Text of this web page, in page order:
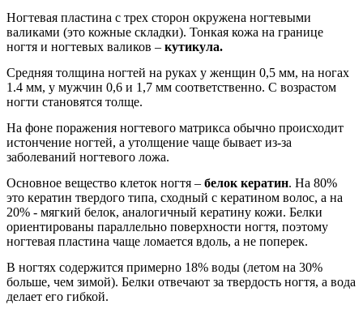
Ногтевая пластина с трех сторон окружена ногтевыми
валиками (это кожные складки). Тонкая кожа на границе
ногтя и ногтевых валиков – кутикула.
Средняя толщина ногтей на руках у женщин 0,5 мм, на ногах
1.4 мм, у мужчин 0,6 и 1,7 мм соответственно. С возрастом
ногти становятся толще.
На фоне поражения ногтевого матрикса обычно происходит
истончение ногтей, а утолщение чаще бывает из-за
заболеваний ногтевого ложа.
Основное вещество клеток ногтя – белок кератин. На 80%
это кератин твердого типа, сходный с кератином волос, а на
20% - мягкий белок, аналогичный кератину кожи. Белки
ориентированы параллельно поверхности ногтя, поэтому
ногтевая пластина чаще ломается вдоль, а не поперек.
В ногтях содержится примерно 18% воды (летом на 30%
больше, чем зимой). Белки отвечают за твердость ногтя, а вода
делает его гибкой.